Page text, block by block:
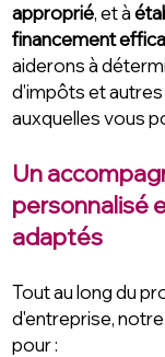
approprié, et à
financement
aiderons à
d'impôts et
auxquelles vous
Un
personnalisé
adaptés
Tout au long du
d'entreprise,
pour :